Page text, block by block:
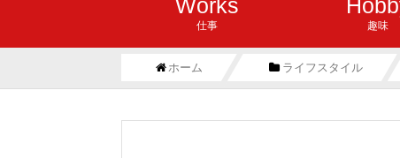
Works
仕事 趣味
ホーム ライフスタイル